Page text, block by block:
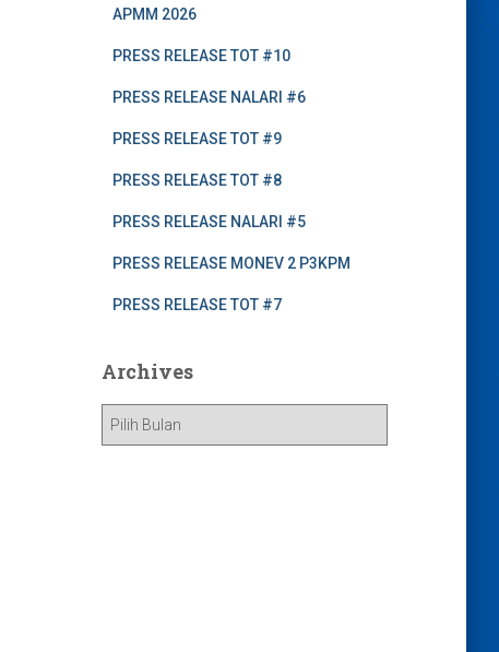
APMM 2026
PRESS RELEASE TOT #10
PRESS RELEASE NALARI #6
PRESS RELEASE TOT #9
PRESS RELEASE TOT #8
PRESS RELEASE NALARI #5
PRESS RELEASE MONEV 2 P3KPM
PRESS RELEASE TOT #7
Archives